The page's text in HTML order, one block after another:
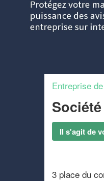
Entreprise
Il s'agit de
3 place du